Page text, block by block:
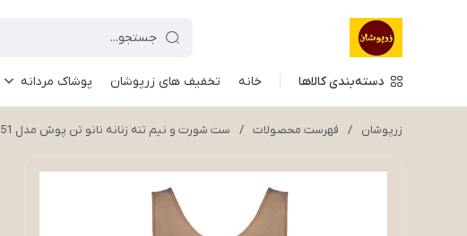
دسته‌بندی کالاها خانه تخفیف های زرپوشان پوشاک مردانه
زرپوشان / فهرست محصولات / ست شورت و نیم تنه زنانه نانو تن پوش مدل NaNo-S51 کرم فری سایز